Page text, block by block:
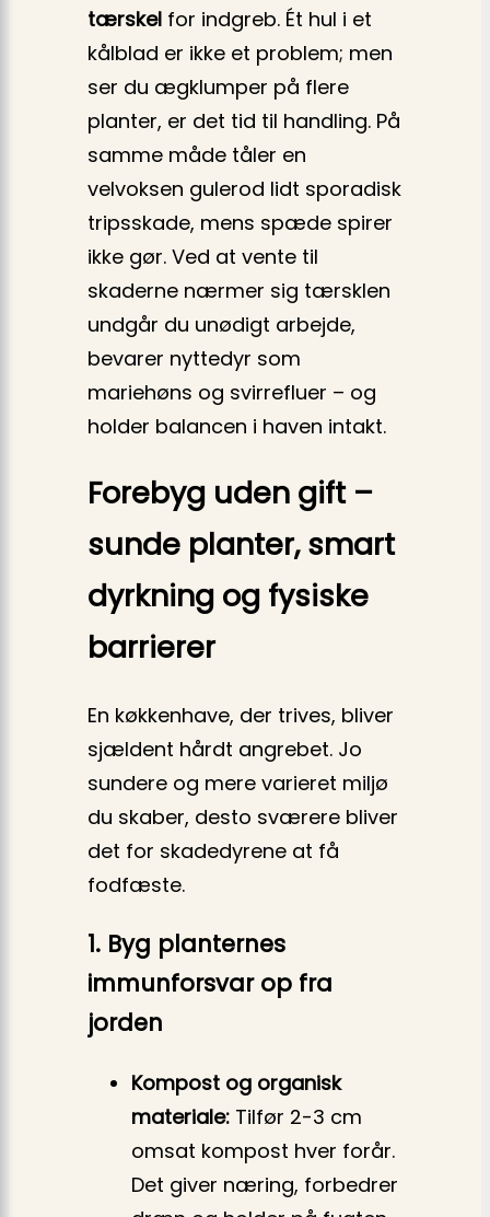
tærskel for indgreb. Ét hul i et
kålblad er ikke et problem; men
ser du ægklumper på flere
planter, er det tid til handling. På
samme måde tåler en
velvoksen gulerod lidt sporadisk
tripsskade, mens spæde spirer
ikke gør. Ved at vente til
skaderne nærmer sig tærsklen
undgår du unødigt arbejde,
bevarer nyttedyr som
mariehøns og svirrefluer – og
holder balancen i haven intakt.
Forebyg uden gift –
sunde planter, smart
dyrkning og fysiske
barrierer
En køkkenhave, der trives, bliver
sjældent hårdt angrebet. Jo
sundere og mere varieret miljø
du skaber, desto sværere bliver
det for skadedyrene at få
fodfæste.
1. Byg planternes
immunforsvar op fra
jorden
Kompost og organisk
materiale: Tilfør 2-3 cm
omsat kompost hver forår.
Det giver næring, forbedrer